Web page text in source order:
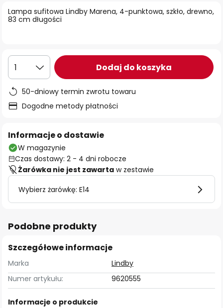
Lampa sufitowa Lindby Marena, 4-punktowa, szkło, drewno,
83 cm długości
1 Dodaj do koszyka
50-dniowy termin zwrotu towaru
Dogodne metody płatności
Informacje o dostawie
W magazynie
Czas dostawy: 2 - 4 dni robocze
Żarówka nie jest zawarta w zestawie
Wybierz żarówkę: E14
Podobne produkty
Szczegółowe informacje
Marka
Lindby
Numer artykułu:
9620555
Informacje o produkcie